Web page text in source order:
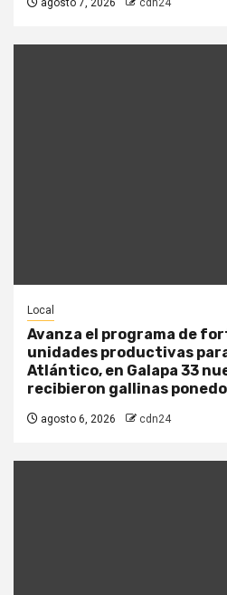
agosto 7, 2026 cdn24
Local
Avanza el programa de
unidades productivas
Atlántico, en Galapa 33
recibieron gallinas
agosto 6, 2026 cdn24